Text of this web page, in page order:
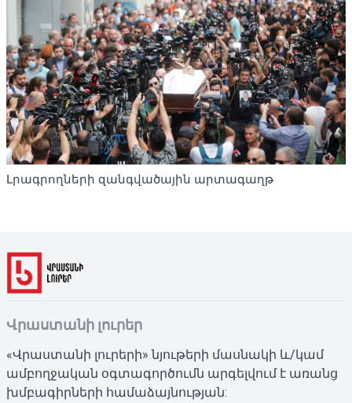
Լրագրողների զանգվածային արտագաղթ
Վրաստանի լուրեր
«Վրաստանի լուրերի» նյութերի մասնակի և/կամ
ամբողջական օգտագործումն արգելվում է առանց
խմբագիրների համաձայնության: